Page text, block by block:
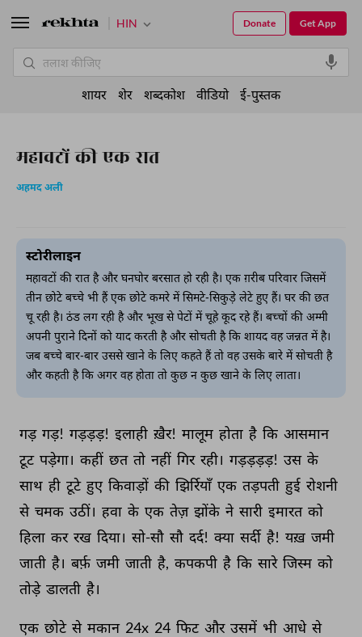
महावटों की एक रात
अहमद अली
स्टोरीलाइन
महावटों की रात है और घनघोर बरसात हो रही है। एक ग़रीब परिवार जिसमें
तीन छोटे बच्चे भी हैं एक छोटे कमरे में सिमटे-सिकुड़े लेटे हुए हैं। घर की छत
चू रही है। ठंड लग रही है और भूख से पेटों में चूहे कूद रहे हैं। बच्चों की अम्मी
अपनी पुराने दिनों को याद करती है और सोचती है कि शायद वह जन्नत में है।
जब बच्चे बार-बार उससे खाने के लिए कहते हैं तो वह उसके बारे में सोचती है
और कहती है कि अगर वह होता तो कुछ न कुछ खाने के लिए लाता।
गड़ गड़! गड़ड़ड़! इलाही ख़ैर! मालूम होता है कि आसमान
टूट पड़ेगा। कहीं छत तो नहीं गिर रही। गड़ड़ड़ड़! उस के
साथ ही टूटे हुए किवाड़ों की झिर्रियाँ एक तड़पती हुई रोशनी
से चमक उठीं। हवा के एक तेज़ झोंके ने सारी इमारत को
हिला कर रख दिया। सो-सौ सौ दर्द! क्या सर्दी है! यख़ जमी
जाती है। बर्फ़ जमी जाती है, कपकपी है कि सारे जिस्म को
तोड़े डालती है।
एक छोटे से मकान 24x 24 फिट और उसमें भी आधे से
HIN Get App
Donate
शायर शेर शब्दकोश वीडियो ई-पुस्तक